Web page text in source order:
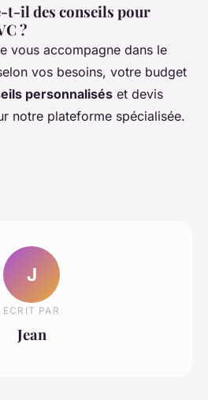
t-il des conseils pour
?
vous accompagne dans le
vos besoins, votre budget
personnalisés et devis
notre plateforme spécialisée.
J
ECRIT PAR
Jean